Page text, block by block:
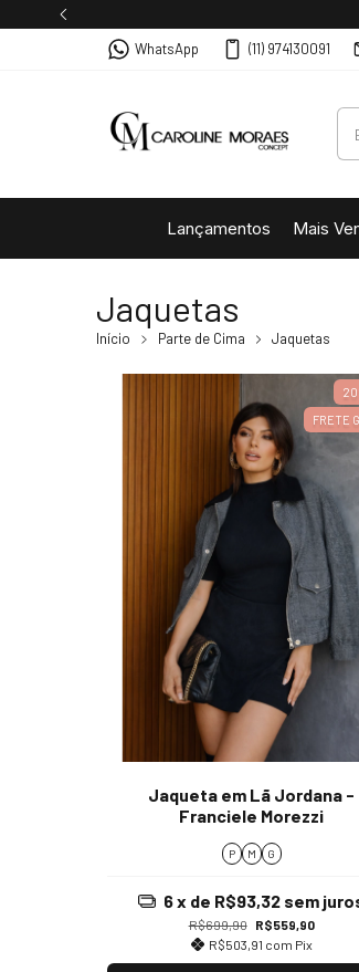
WhatsApp (11) 974130091
Lançamentos Mais
Jaquetas
Início Parte de Cima Jaquetas
20
FRETE
Jaqueta em Lã Jordana -
Franciele Morezzi
P M G
R$699,90 R$559,90
R$503,91 com Pix
6x de R$93,32 sem